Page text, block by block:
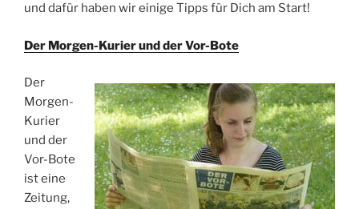
und dafür haben wir einige Tipps für Dich am Start!
Der Morgen-Kurier und der Vor-Bote
Der
Morgen-
Kurier
und der
Vor-Bote
ist eine
Zeitung,